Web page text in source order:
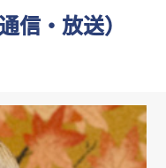
信・放送）